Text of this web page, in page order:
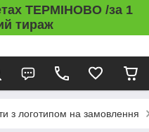
ТЕРМІНОВО /за 1
тираж
з логотипом на замовлення